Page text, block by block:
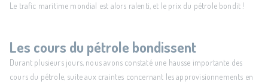
Le trafic maritime mondial est alors ralenti, et le prix du pétrole bondit !
Les cours du pétrole bondissent
Durant plusieurs jours, nous avons constaté une hausse importante des
cours du pétrole, suite aux craintes concernant les approvisionnements en